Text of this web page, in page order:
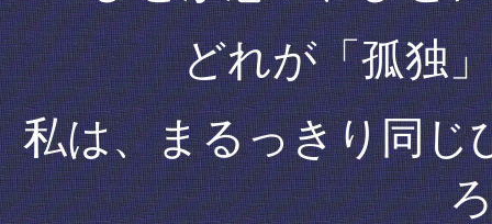
どれが「孤独
私は、まるっきり同じ